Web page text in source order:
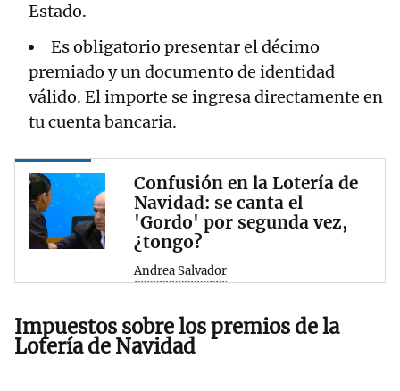
Estado.
Es obligatorio presentar el décimo
premiado y un documento de identidad
válido. El importe se ingresa directamente en
tu cuenta bancaria.
Confusión en la Lotería de
Navidad: se canta el
'Gordo' por segunda vez,
¿tongo?
Andrea Salvador
Impuestos sobre los premios de la
Lotería de Navidad